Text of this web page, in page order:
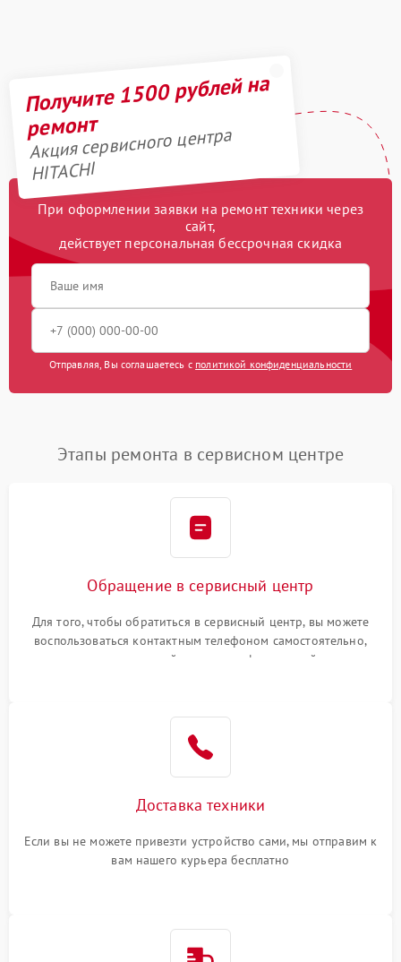
Получите 1500 рублей на
ремонт
Акция сервисного центра
HITACHI
При оформлении заявки на ремонт техники через
сайт,
действует персональная бессрочная скидка
Отправляя, Вы соглашаетесь с политикой конфиденциальности
Этапы ремонта в сервисном центре
Обращение в сервисный центр
Для того, чтобы обратиться в сервисный центр, вы можете
воспользоваться контактным телефоном самостоятельно,
или оставить свой номер телефона на сайте
Доставка техники
Если вы не можете привезти устройство сами, мы отправим к
вам нашего курьера бесплатно